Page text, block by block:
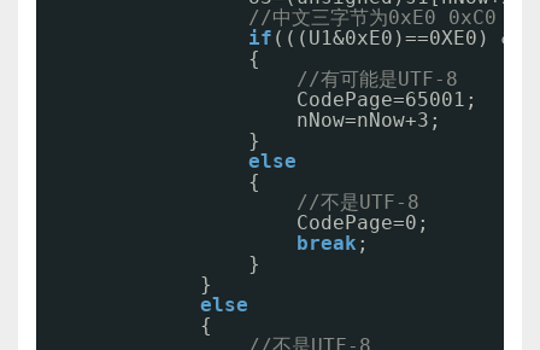
//中文三字节为0xE0 0xC0
if (((U1&0xE0)==0XE0)
{
//有可能是UTF-8
CodePage=65001;
nNow=nNow+3;
}
else
{
//不是UTF-8
CodePage=0;
break ;
}
}
else
{